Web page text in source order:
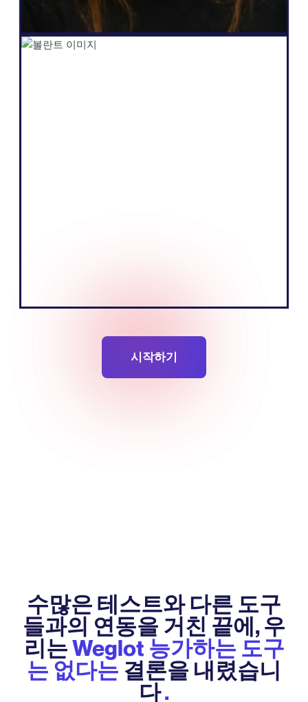
시작하기
수많은 테스트와 다른 도구
들과의 연동을 거친 끝에, 우
리는Weglot 능가하는 도구
는 없다는 결론을 내렸습니
다.